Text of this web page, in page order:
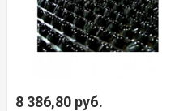
8 386,80 руб.